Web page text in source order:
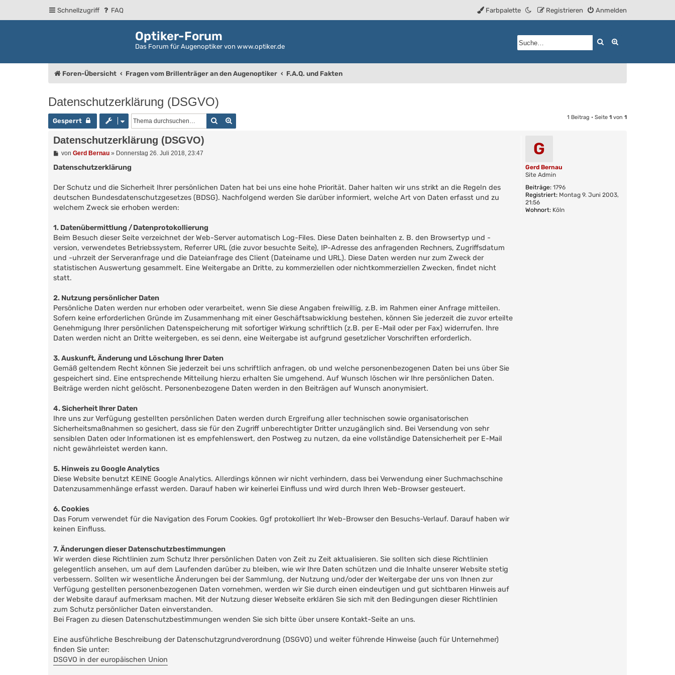
Schnellzugriff FAQ Anmelden
Registrieren
Farbpalette
Optiker-Forum
Das Forum für Augenoptiker von www.optiker.de
Suche
Foren-Übersicht Fragen vom Brillenträger an den Augenoptiker F.A.Q. und Fakten
Datenschutzerklärung (DSGVO)
Gesperrt Suche 1 Beitrag • Seite 1 von 1
G
Gerd Bernau
Site Admin
Beiträge: 1796
Registriert: Montag 9. Juni 2003,
21:56
Wohnort: Köln
Datenschutzerklärung (DSGVO)
B
i
a
g
von Gerd Bernau» Donnerstag 26. Juli 2018, 23:47
Datenschutzerklärung
Der Schutz und die Sicherheit Ihrer persönlichen Daten hat bei uns eine hohe Priorität. Daher halten wir uns strikt an die Regeln des
deutschen Bundesdatenschutzgesetzes (BDSG). Nachfolgend werden Sie darüber informiert, welche Art von Daten erfasst und zu
welchem Zweck sie erhoben werden:
1. Datenübermittlung /Datenprotokollierung
Beim Besuch dieser Seite verzeichnet der Web-Server automatisch Log-Files. Diese Daten beinhalten z. B. den Browsertyp und -
version, verwendetes Betriebssystem, Referrer URL (die zuvor besuchte Seite), IP-Adresse des anfragenden Rechners, Zugriffsdatum
und -uhrzeit der Serveranfrage und die Dateianfrage des Client (Dateiname und URL). Diese Daten werden nur zum Zweck der
statistischen Auswertung gesammelt. Eine Weitergabe an Dritte, zu kommerziellen oder nichtkommerziellen Zwecken, findet nicht
statt.
2. Nutzung persönlicher Daten
Persönliche Daten werden nur erhoben oder verarbeitet, wenn Sie diese Angaben freiwillig, z.B. im Rahmen einer Anfrage mitteilen.
Sofern keine erforderlichen Gründe im Zusammenhang mit einer Geschäftsabwicklung bestehen, können Sie jederzeit die zuvor erteilte
Genehmigung Ihrer persönlichen Datenspeicherung mit sofortiger Wirkung schriftlich (z.B. per E-Mail oder per Fax) widerrufen. Ihre
Daten werden nicht an Dritte weitergeben, es sei denn, eine Weitergabe ist aufgrund gesetzlicher Vorschriften erforderlich.
3. Auskunft, Änderung und Löschung Ihrer Daten
Gemäß geltendem Recht können Sie jederzeit bei uns schriftlich anfragen, ob und welche personenbezogenen Daten bei uns über Sie
gespeichert sind. Eine entsprechende Mitteilung hierzu erhalten Sie umgehend. Auf Wunsch löschen wir Ihre persönlichen Daten.
Beiträge werden nicht gelöscht. Personenbezogene Daten werden in den Beiträgen auf Wunsch anonymisiert.
4. Sicherheit Ihrer Daten
Ihre uns zur Verfügung gestellten persönlichen Daten werden durch Ergreifung aller technischen sowie organisatorischen
Sicherheitsmaßnahmen so gesichert, dass sie für den Zugriff unberechtigter Dritter unzugänglich sind. Bei Versendung von sehr
sensiblen Daten oder Informationen ist es empfehlenswert, den Postweg zu nutzen, da eine vollständige Datensicherheit per E-Mail
nicht gewährleistet werden kann.
5. Hinweis zu Google Analytics
Diese Website benutzt KEINE Google Analytics. Allerdings können wir nicht verhindern, dass bei Verwendung einer Suchmachschine
Datenzusammenhänge erfasst werden. Darauf haben wir keinerlei Einfluss und wird durch Ihren Web-Browser gesteuert.
6. Cookies
Das Forum verwendet für die Navigation des Forum Cookies. Ggf protokolliert Ihr Web-Browser den Besuchs-Verlauf. Darauf haben wir
keinen Einfluss.
7. Änderungen dieser Datenschutzbestimmungen
Wir werden diese Richtlinien zum Schutz Ihrer persönlichen Daten von Zeit zu Zeit aktualisieren. Sie sollten sich diese Richtlinien
gelegentlich ansehen, um auf dem Laufenden darüber zu bleiben, wie wir Ihre Daten schützen und die Inhalte unserer Website stetig
verbessern. Sollten wir wesentliche Änderungen bei der Sammlung, der Nutzung und/oder der Weitergabe der uns von Ihnen zur
Verfügung gestellten personenbezogenen Daten vornehmen, werden wir Sie durch einen eindeutigen und gut sichtbaren Hinweis auf
der Website darauf aufmerksam machen. Mit der Nutzung dieser Webseite erklären Sie sich mit den Bedingungen dieser Richtlinien
zum Schutz persönlicher Daten einverstanden.
Bei Fragen zu diesen Datenschutzbestimmungen wenden Sie sich bitte über unsere Kontakt-Seite an uns.
Eine ausführliche Beschreibung der Datenschutzgrundverordnung (DSGVO) und weiter führende Hinweise (auch für Unternehmer)
finden Sie unter:
DSGVO in der europäischen Union